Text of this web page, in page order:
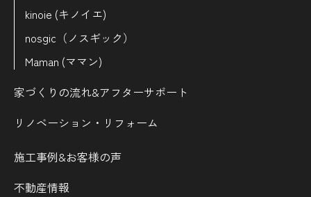
kinoie (キノイエ)
nosgic（ノスギック）
Maman (ママン)
家づくりの流れ&アフターサポート
リノベーション・リフォーム
施工事例&お客様の声
不動産情報